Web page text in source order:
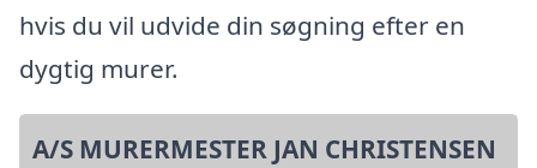
hvis du vil udvide din søgning efter en
dygtig murer.
A/S MURERMESTER JAN CHRISTENSEN